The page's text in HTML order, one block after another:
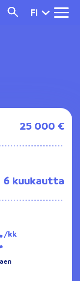
FI
25 000 €
6 kuukautta
/kk